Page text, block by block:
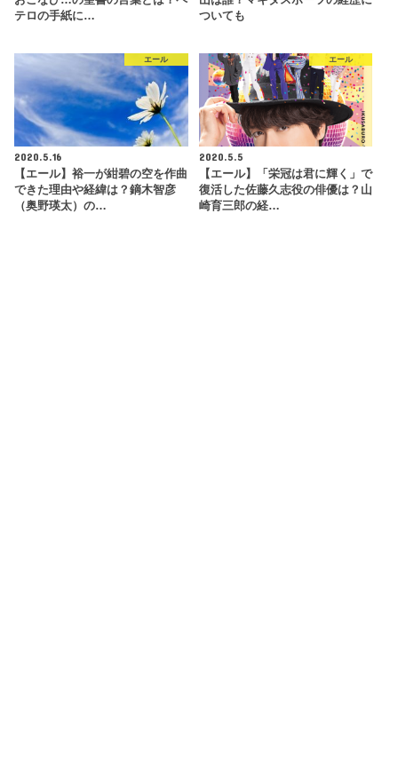
テロの手紙に…
ついても
エール
2020.5.16
【エール】裕一が紺碧の空を作曲
できた理由や経緯は？鏑木智彦
（奥野瑛太）の…
エール
2020.5.5
【エール】「栄冠は君に輝く」で
復活した佐藤久志役の俳優は？山
崎育三郎の経…